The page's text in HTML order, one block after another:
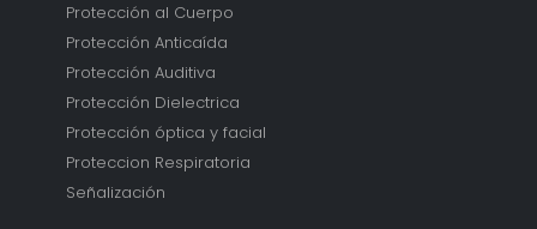
Protección al Cuerpo
Protección Anticaída
Protección Auditiva
Protección Dielectrica
Protección óptica y facial
Proteccion Respiratoria
Señalización